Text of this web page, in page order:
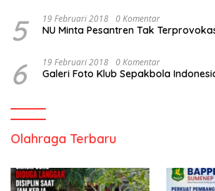
5 19 Februari 2018 0 Komentar
NU Minta Pesantren Tak
6 19 Februari 2018 0 Komentar
Galeri Foto Klub Sepakbola
Olahraga Terbaru